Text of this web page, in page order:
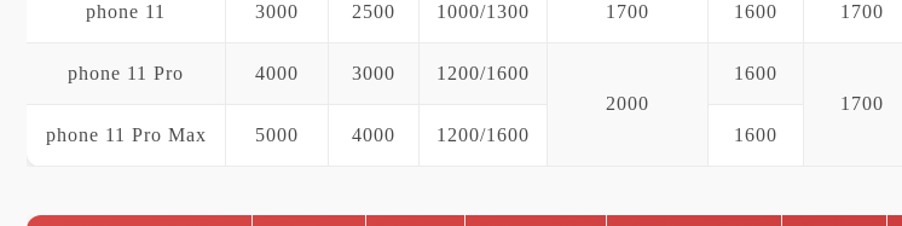
phone 11 3000 2500 1000/1300 1700 1600 1700
phone 11 Pro 4000 3000
1200/1600
2000
1600
1700
phone 11 Pro Max 5000 4000 1200/1600 1600